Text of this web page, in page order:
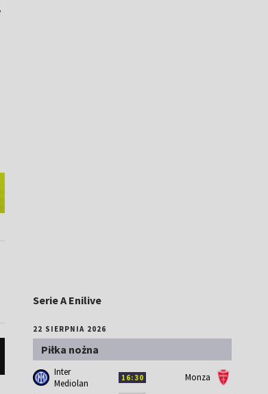
Serie A Enilive
22 SIERPNIA 2026
Piłka nożna
Inter
Mediolan
16:30 Monza